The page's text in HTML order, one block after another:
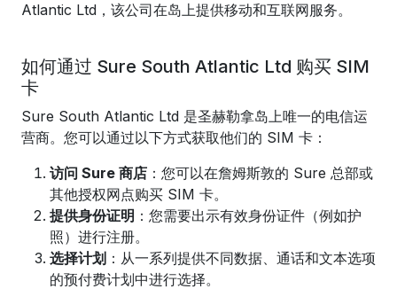
Atlantic Ltd，该公司在岛上提供移动和互联网服务。
如何通过 Sure South Atlantic Ltd 购买 SIM
卡
Sure South Atlantic Ltd 是圣赫勒拿岛上唯一的电信运
营商。您可以通过以下方式获取他们的 SIM 卡：
访问 Sure 商店 ：您可以在詹姆斯敦的 Sure 总部或
其他授权网点购买 SIM 卡。
提供身份证明 ：您需要出示有效身份证件（例如护
照）进行注册。
选择计划 ：从一系列提供不同数据、通话和文本选项
的预付费计划中进行选择。